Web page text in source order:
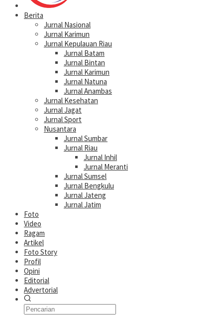
Berita
Jurnal Nasional
Jurnal Karimun
Jurnal Kepulauan Riau
Jurnal Batam
Jurnal Bintan
Jurnal Karimun
Jurnal Natuna
Jurnal Anambas
Jurnal Kesehatan
Jurnal Jagat
Jurnal Sport
Nusantara
Jurnal Sumbar
Jurnal Riau
Jurnal Inhil
Jurnal Meranti
Jurnal Sumsel
Jurnal Bengkulu
Jurnal Jateng
Jurnal Jatim
Foto
Video
Ragam
Artikel
Foto Story
Profil
Opini
Editorial
Advertorial